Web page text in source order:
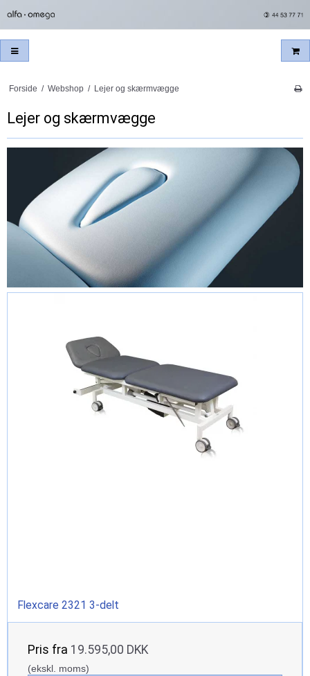
Forside / Webshop / Lejer og skærmvægge
Lejer og skærmvægge
Flexcare 2321 3-delt
Pris fra 19.595,00 DKK
(ekskl. moms)